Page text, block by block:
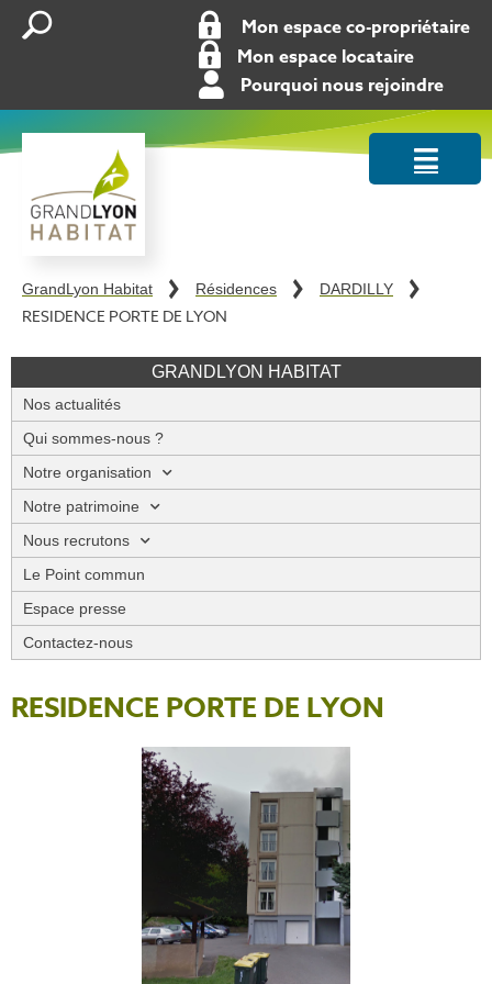
Mon espace co-propriétaire
Mon espace locataire
Pourquoi nous rejoindre
GrandLyon Habitat Résidences DARDILLY
RESIDENCE PORTE DE LYON
GRANDLYON HABITAT
Nos actualités
Qui sommes-nous ?
Notre organisation
Notre patrimoine
Nous recrutons
Le Point commun
Espace presse
Contactez-nous
RESIDENCE PORTE DE LYON